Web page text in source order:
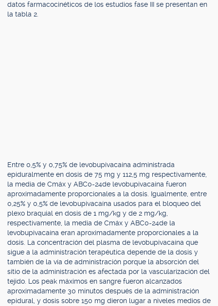
datos farmacocinéticos de los estudios fase III se presentan en
la tabla 2.
Entre 0,5% y 0,75% de levobupivacaína administrada
epiduralmente en dosis de 75 mg y 112,5 mg respectivamente,
la media de Cmáx y ABC0-24de levobupivacaína fueron
aproximadamente proporcionales a la dosis. Igualmente, entre
0,25% y 0,5% de levobupivacaína usados para el bloqueo del
plexo braquial en dosis de 1 mg/kg y de 2 mg/kg,
respectivamente, la media de Cmáx y ABC0-24de la
levobupivacaína eran aproximadamente proporcionales a la
dosis. La concentración del plasma de levobupivacaína que
sigue a la administración terapéutica depende de la dosis y
también de la vía de administración porque la absorción del
sitio de la administración es afectada por la vascularización del
tejido. Los peak máximos en sangre fueron alcanzados
aproximadamente 30 minutos después de la administración
epidural, y dosis sobre 150 mg dieron lugar a niveles medios de